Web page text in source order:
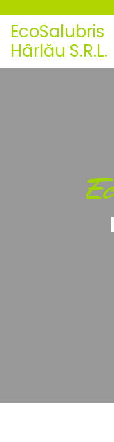
EcoSalubris
Hârlău S.R.L.